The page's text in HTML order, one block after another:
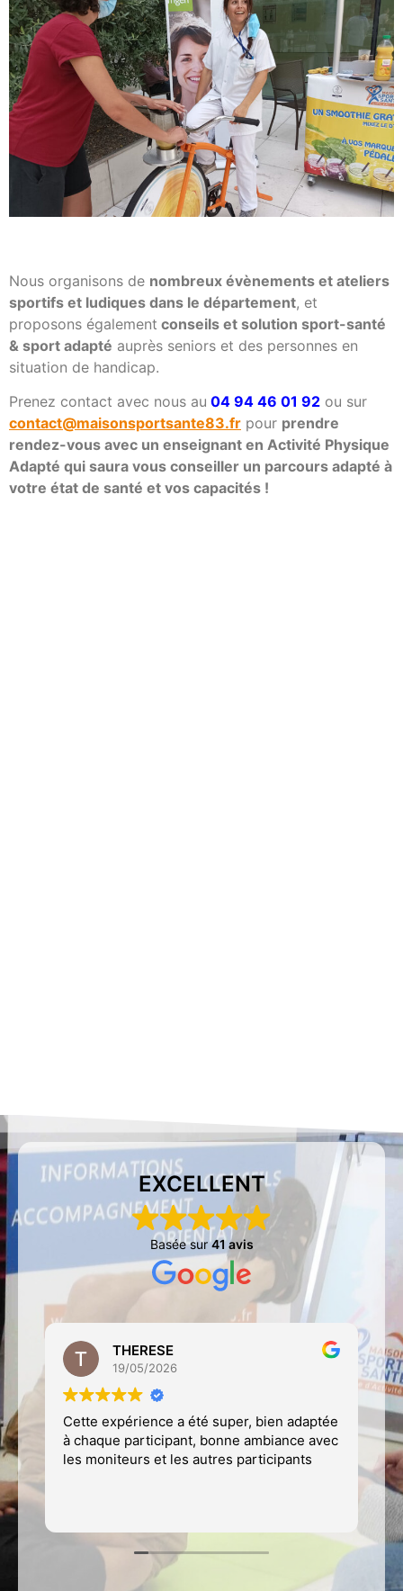
Nous organisons de nombreux évènements et ateliers
sportifs et ludiques dans le département, et
proposons également conseils et solution sport-santé
& sport adapté auprès seniors et des personnes en
situation de handicap.
Prenez contact avec nous au 04 94 46 01 92 ou sur
contact@maisonsportsante83.fr pour prendre
rendez-vous avec un enseignant en Activité Physique
Adapté qui saura vous conseiller un parcours adapté à
votre état de santé et vos capacités !
EXCELLENT
Basée sur41 avis
THERESE
19/05/2026
Cette expérience a été super, bien adaptée
à chaque participant, bonne ambiance avec
les moniteurs et les autres participants
de